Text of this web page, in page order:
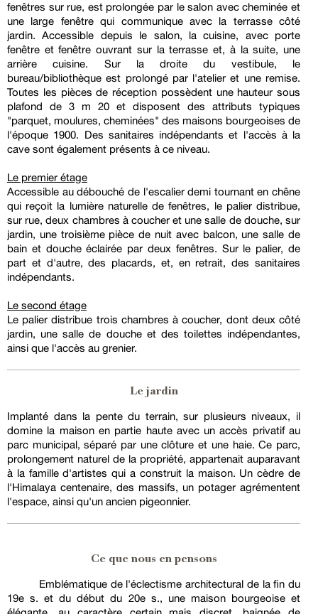
fenêtres sur rue, est prolongée par le salon avec cheminée et
une large fenêtre qui communique avec la terrasse côté
jardin. Accessible depuis le salon, la cuisine, avec porte
fenêtre et fenêtre ouvrant sur la terrasse et, à la suite, une
arrière cuisine. Sur la droite du vestibule, le
bureau/bibliothèque est prolongé par l'atelier et une remise.
Toutes les pièces de réception possèdent une hauteur sous
plafond de 3 m 20 et disposent des attributs typiques
"parquet, moulures, cheminées" des maisons bourgeoises de
l'époque 1900. Des sanitaires indépendants et l'accès à la
cave sont également présents à ce niveau.
Le premier étage
Accessible au débouché de l'escalier demi tournant en chêne
qui reçoit la lumière naturelle de fenêtres, le palier distribue,
sur rue, deux chambres à coucher et une salle de douche, sur
jardin, une troisième pièce de nuit avec balcon, une salle de
bain et douche éclairée par deux fenêtres. Sur le palier, de
part et d'autre, des placards, et, en retrait, des sanitaires
indépendants.
Le second étage
Le palier distribue trois chambres à coucher, dont deux côté
jardin, une salle de douche et des toilettes indépendantes,
ainsi que l'accès au grenier.
Le jardin
Implanté dans la pente du terrain, sur plusieurs niveaux, il
domine la maison en partie haute avec un accès privatif au
parc municipal, séparé par une clôture et une haie. Ce parc,
prolongement naturel de la propriété, appartenait auparavant
à la famille d'artistes qui a construit la maison. Un cèdre de
l'Himalaya centenaire, des massifs, un potager agrémentent
l'espace, ainsi qu'un ancien pigeonnier.
Ce que nous en pensons
Emblématique de l'éclectisme architectural de la fin du
19e s. et du début du 20e s., une maison bourgeoise et